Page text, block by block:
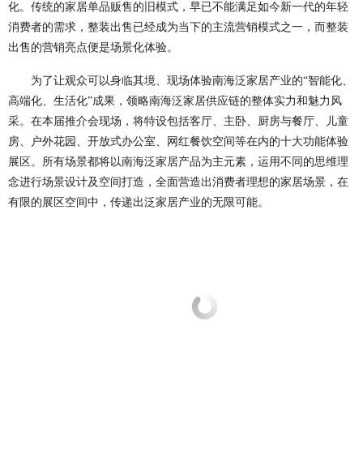
化。传统的家居单品贩售的旧模式，早已不能满足如今新一代的年轻
消费者的需求，整装出售已经成为当下的主流营销模式之一，而整装
出售的营销亮点便是场景化体验。
为了让观众可以身临其境、现场体验南海泛家居产业的“智能化、
高端化、生活化”成果，领略南海泛家居供应链的整体实力和魅力风
采。在本届推介会现场，将特设包括客厅、主卧、厨房与餐厅、儿童
房、户外花园、开放式办公室、网红餐饮空间等在内的十大功能体验
展区。所有场景都将以南海泛家居产品为主元素，运用不同的思维理
念进行场景设计及空间打造，全面营造出消费者理想的家居场景，在
有限的展区空间中，传递出泛家居产业的无限可能。